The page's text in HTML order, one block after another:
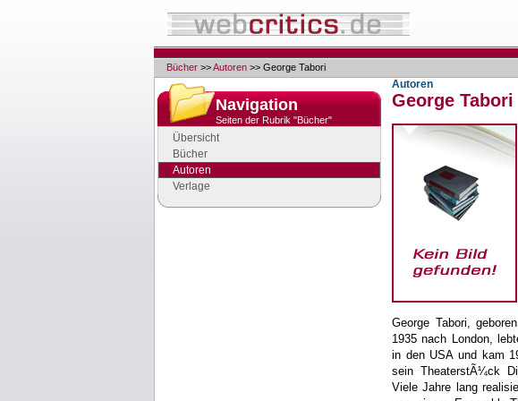
Bücher >>Autoren >> George Tabori
Navigation
Seiten der Rubrik "Bücher"
Übersicht
Bücher
Autoren
Verlage
Autoren
George Tabori
George Tabori,
1935 nach London,
in den USA und kam
sein TheaterstÃ¼ck
Viele Jahre lang